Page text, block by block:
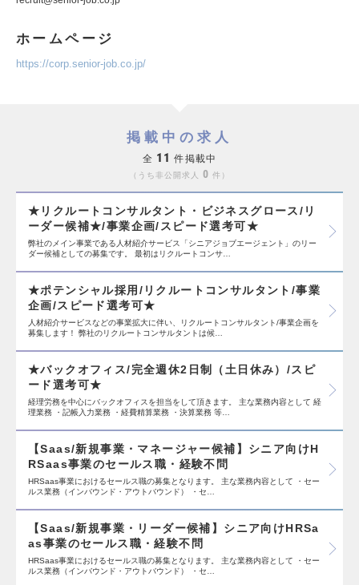
ホームページ
https://corp.senior-job.co.jp/
掲載中の求人
全 11 件掲載中
うち非公開求人 0 件
★リクルートコンサルタント・ビジネスグロース/リ
ーダー候補★/事業企画/スピード選考可★
弊社のメイン事業である人材紹介サービス「シニアジョブエージェント」のリー
ダー候補としての募集です。 最初はリクルートコンサ…
★ポテンシャル採用/リクルートコンサルタント/事業
企画/スピード選考可★
人材紹介サービスなどの事業拡大に伴い、リクルートコンサルタント/事業企画を
募集します！ 弊社のリクルートコンサルタントは候…
★バックオフィス/完全週休2日制（土日休み）/スピ
ード選考可★
経理労務を中心にバックオフィスを担当をして頂きます。 主な業務内容として 経
理業務 ・記帳入力業務 ・経費精算業務 ・決算業務 等…
【Saas/新規事業・マネージャー候補】シニア向けH
RSaas事業のセールス職・経験不問
HRSaas事業におけるセールス職の募集となります。 主な業務内容として ・セー
ルス業務（インバウンド・アウトバウンド） ・セ…
【Saas/新規事業・リーダー候補】シニア向けHRSa
as事業のセールス職・経験不問
HRSaas事業におけるセールス職の募集となります。 主な業務内容として ・セー
ルス業務（インバウンド・アウトバウンド） ・セ…